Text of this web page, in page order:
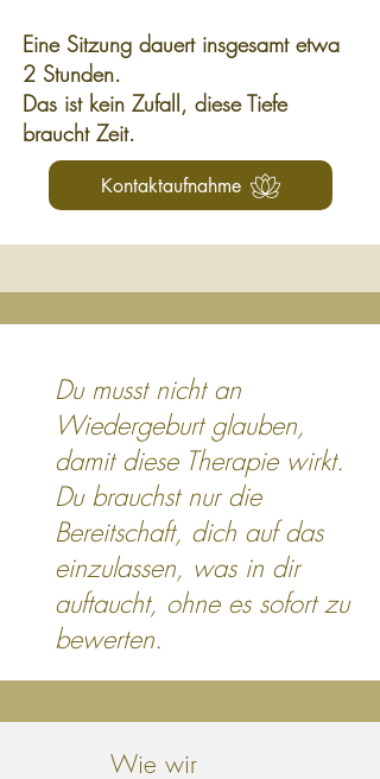
Eine Sitzung dauert insgesamt etwa
2 Stunden.
Das ist kein Zufall, diese Tiefe
braucht Zeit.
Kontaktaufnahme
Du musst nicht an
Wiedergeburt glauben,
damit diese Therapie wirkt.
Du brauchst nur die
Bereitschaft, dich auf das
einzulassen, was in dir
auftaucht, ohne es sofort zu
bewerten.
Wie wir